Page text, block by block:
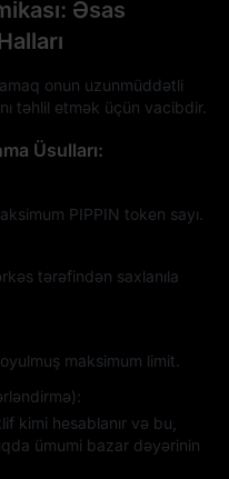
Əsas
onun uzunmüddətli
təhlil etmək üçün vacibdir.
Üsulları:
PIPPIN token sayı.
tərəfindən saxlanıla
maksimum limit.
kimi hesablanır və bu,
ümumi bazar dəyərinin